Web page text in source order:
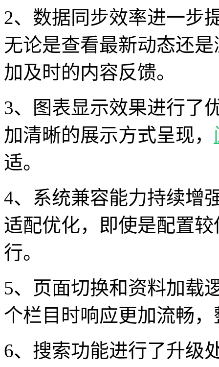
2、数据同步效率进一步
无论是查看最新动态还
加及时的内容反馈。
3、图表显示效果进行了
加清晰的展示方式呈现，
适。
4、系统兼容能力持续增
适配优化，即使是配置
行。
5、页面切换和资料加载
个栏目时响应更加流畅
6、搜索功能进行了升级